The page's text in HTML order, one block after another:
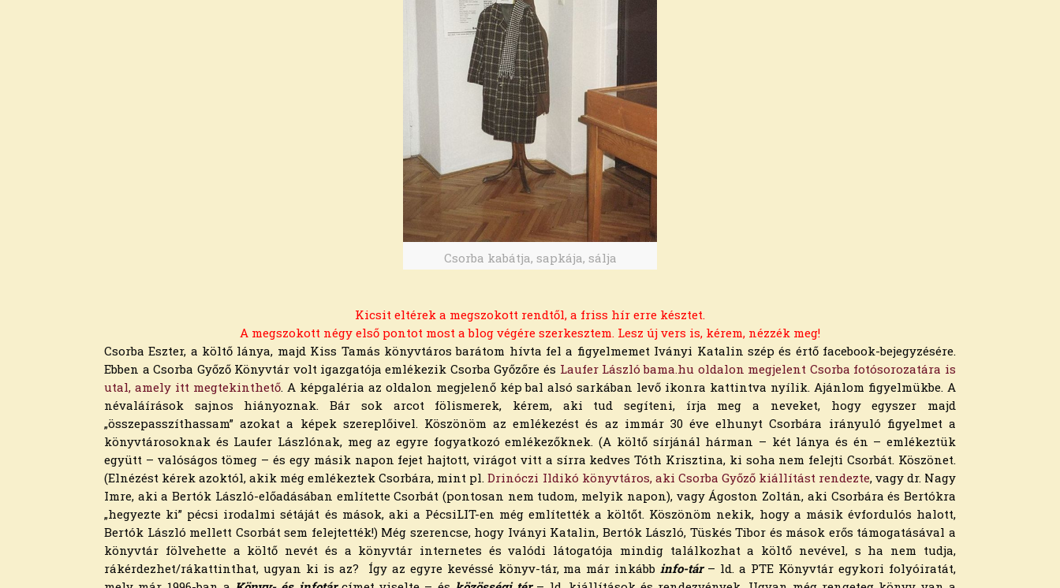
Csorba kabátja, sapkája, sálja
Kicsit eltérek a megszokott rendtől, a friss hír erre késztet.
A megszokott négy első pontot most a blog végére szerkesztem. Lesz új vers is, kérem, nézzék meg!
Csorba Eszter, a költő lánya, majd Kiss Tamás könyvtáros barátom hívta fel a figyelmemet Iványi Katalin szép és értő facebook-bejegyzésére.
Ebben a Csorba Győző Könyvtár volt igazgatója emlékezik Csorba Győzőre és Laufer László bama.hu oldalon megjelent Csorba fotósorozatára is
utal, amely itt megtekinthető. A képgaléria az oldalon megjelenő kép bal alsó sarkában levő ikonra kattintva nyílik. Ajánlom figyelmükbe. A
névaláírások sajnos hiányoznak. Bár sok arcot fölismerek, kérem, aki tud segíteni, írja meg a neveket, hogy egyszer majd
„összepasszíthassam” azokat a képek szereplőivel. Köszönöm az emlékezést és az immár 30 éve elhunyt Csorbára irányuló figyelmet a
könyvtárosoknak és Laufer Lászlónak, meg az egyre fogyatkozó emlékezőknek. (A költő sírjánál hárman – két lánya és én – emlékeztük
együtt – valóságos tömeg – és egy másik napon fejet hajtott, virágot vitt a sírra kedves Tóth Krisztina, ki soha nem felejti Csorbát. Köszönet.
(Elnézést kérek azoktól, akik még emlékeztek Csorbára, mint pl.Drinóczi Ildikó könyvtáros, aki Csorba Győző kiállítást rendezte, vagy dr. Nagy
Imre, aki a Bertók László-előadásában említette Csorbát (pontosan nem tudom, melyik napon), vagy Ágoston Zoltán, aki Csorbára és Bertókra
„hegyezte ki” pécsi irodalmi sétáját és mások, aki a PécsiLIT-en még említették a költőt. Köszönöm nekik, hogy a másik évfordulós halott,
Bertók László mellett Csorbát sem felejtették!) Még szerencse, hogy Iványi Katalin, Bertók László, Tüskés Tibor és mások erős támogatásával a
könyvtár fölvehette a költő nevét és a könyvtár internetes és valódi látogatója mindig találkozhat a költő nevével, s ha nem tudja,
rákérdezhet/rákattinthat, ugyan ki is az? Így az egyre kevéssé könyv-tár, ma már inkábbinfo-tár– ld. a PTE Könyvtár egykori folyóiratát,
2025. szeptember
2025. augusztus
2025. július
2025. június
2025. május
2025. április
2025. március
2025. február
2025. január
2024. december
2024. november
2024. október
2024. szeptember